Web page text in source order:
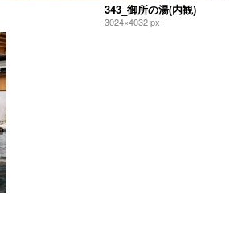
343_御所の湯(内観)
3024×4032 px